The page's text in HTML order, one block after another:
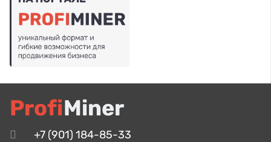
ProfiMiner
+7 (901) 184-85-33